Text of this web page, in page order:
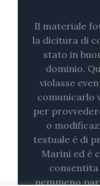
Il materiale
la dicitura di
stato in
dominio.
violasse
comunicarlo
per
o
testuale è di
Marini ed è
nemmeno